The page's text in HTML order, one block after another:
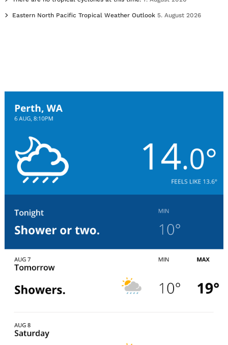
Eastern North Pacific Tropical Weather Outlook 5. August 2026